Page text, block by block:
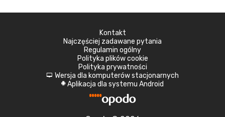
Kontakt
Najczęściej zadawane pytania
Regulamin ogólny
Polityka plików cookie
Polityka prywatności
d Wersja dla komputerów stacjonarnych
A Aplikacja dla systemu Android